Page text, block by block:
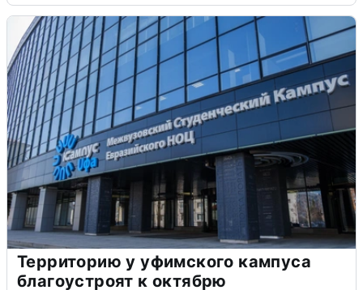
Территорию у уфимского кампуса
благоустроят к октябрю